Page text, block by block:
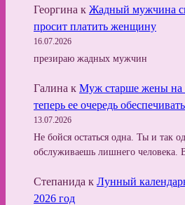
Георгина к Жадный мужчина
просит платить женщину
16.07.2026
презираю жадных мужчин
Галина к Муж старше жены на
теперь ее очередь
13.07.2026
Не бойся остаться одна. Ты и так
обслуживаешь лишнего
Степанида к Лунный
2026 год